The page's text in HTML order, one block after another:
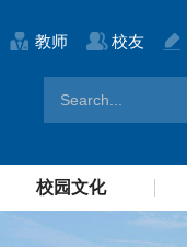
教师 校友
校园文化